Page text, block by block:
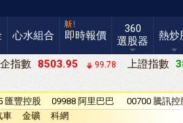
心水組合 即時報價
360
選股器
熱炒
指數 8503.95 99.78 上證指數
匯豐控股
09988 阿里巴巴
－Ｗ
00700 騰訊控
車
金礦 科網